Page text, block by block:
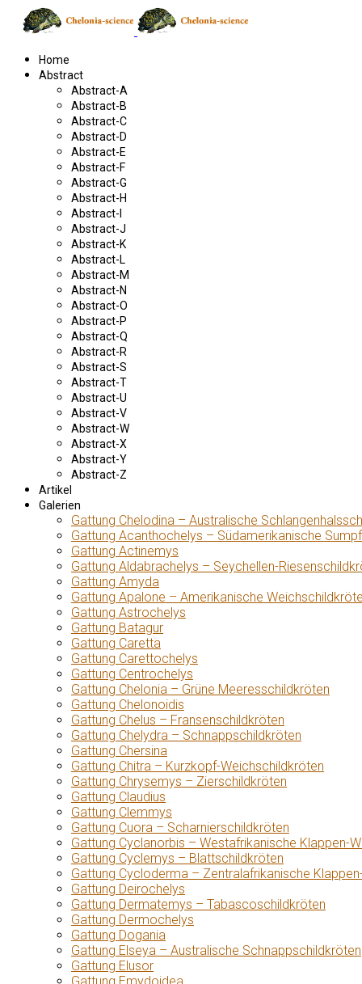
Home
Abstract
Abstract-A
Abstract-B
Abstract-C
Abstract-D
Abstract-E
Abstract-F
Abstract-G
Abstract-H
Abstract-I
Abstract-J
Abstract-K
Abstract-L
Abstract-M
Abstract-N
Abstract-O
Abstract-P
Abstract-Q
Abstract-R
Abstract-S
Abstract-T
Abstract-U
Abstract-V
Abstract-W
Abstract-X
Abstract-Y
Abstract-Z
Artikel
Galerien
Gattung Chelodina – Australische
Gattung Acanthochelys – Südamerikanische
Gattung Actinemys
Gattung Aldabrachelys – Seychellen-
Gattung Amyda
Gattung Apalone – Amerikanische
Gattung Astrochelys
Gattung Batagur
Gattung Caretta
Gattung Carettochelys
Gattung Centrochelys
Gattung Chelonia – Grüne Meeresschildkröten
Gattung Chelonoidis
Gattung Chelus – Fransenschildkröten
Gattung Chelydra – Schnappschildkröten
Gattung Chersina
Gattung Chitra – Kurzkopf-Weichschildkröten
Gattung Chrysemys – Zierschildkröten
Gattung Claudius
Gattung Clemmys
Gattung Cuora – Scharnierschildkröten
Gattung Cyclanorbis – Westafrikanische Klappen-
Gattung Cyclemys – Blattschildkröten
Gattung Cycloderma – Zentralafrikanische
Gattung Deirochelys
Gattung Dermatemys – Tabascoschildkröten
Gattung Dermochelys
Gattung Dogania
Gattung Elseya – Australische Schnappschildkröten
Gattung Elusor